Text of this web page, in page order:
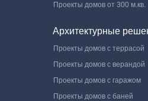
Проекты домов от 300 м.кв.
Архитектурные
Проекты домов с террасой
Проекты домов с верандой
Проекты домов с гаражом
Проекты домов с баней